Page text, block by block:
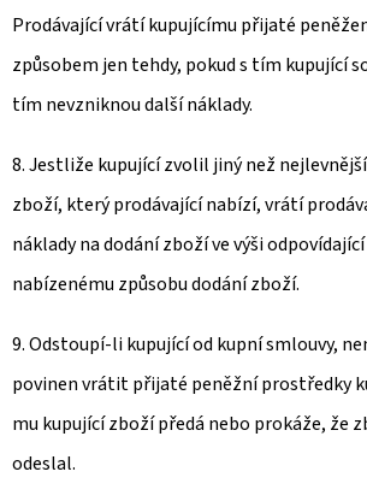
Prodávající vrátí kupujícímu přijaté
způsobem jen tehdy, pokud s tím kupující
tím nevzniknou další náklady.
8. Jestliže kupující zvolil jiný než
zboží, který prodávající nabízí, vrátí
náklady na dodání zboží ve výši
nabízenému způsobu dodání zboží.
9. Odstoupí-li kupující od kupní smlouvy,
povinen vrátit přijaté peněžní prostředky
mu kupující zboží předá nebo prokáže, že
odeslal.